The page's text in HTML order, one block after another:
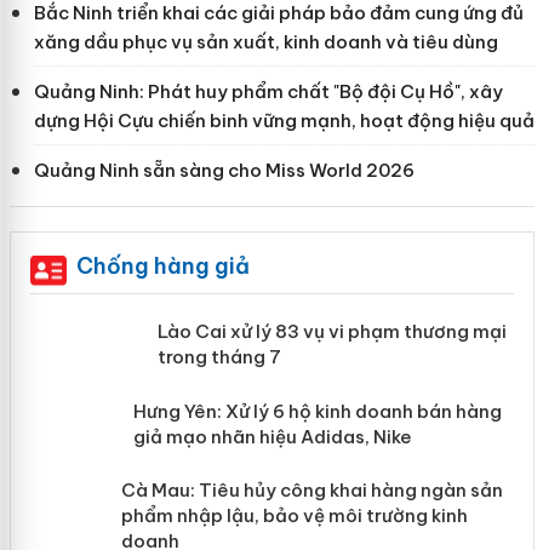
Bắc Ninh triển khai các giải pháp bảo đảm cung ứng đủ
xăng dầu phục vụ sản xuất, kinh doanh và tiêu dùng
Quảng Ninh: Phát huy phẩm chất "Bộ đội Cụ Hồ", xây
dựng Hội Cựu chiến binh vững mạnh, hoạt động hiệu quả
Quảng Ninh sẵn sàng cho Miss World 2026
Chống hàng giả
Lào Cai xử lý 83 vụ vi phạm thương
mại trong tháng 7
Hưng Yên: Xử lý 6 hộ kinh doanh bán
hàng giả mạo nhãn hiệu Adidas, Nike